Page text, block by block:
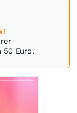
50 Euro.